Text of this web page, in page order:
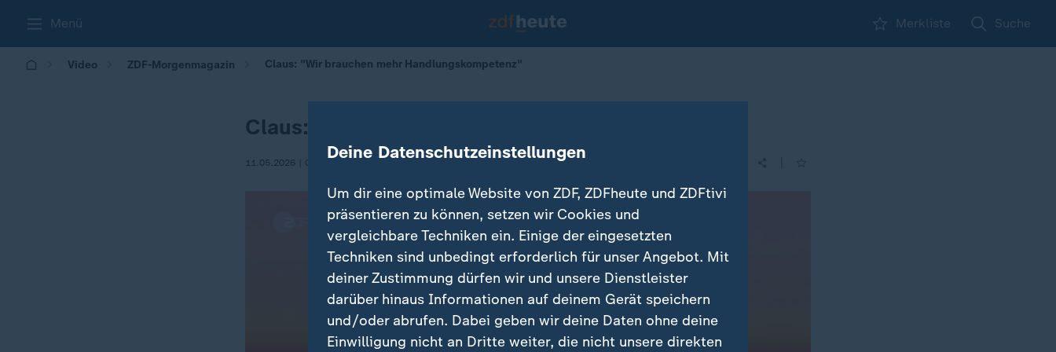
Menü Merkliste Suche
Video ZDF-Morgenmagazin Claus: "Wir brauchen mehr Handlungskompetenz"
Claus: "Wir brauchen mehr Handlungskompetenz"
11.05.2026 | 05:30 Deine Datenschutzeinstellungen
Um dir eine optimale Website von ZDF, ZDFheute und ZDFtivi
präsentieren zu können, setzen wir Cookies und
vergleichbare Techniken ein. Einige der eingesetzten
Techniken sind unbedingt erforderlich für unser Angebot. Mit
deiner Zustimmung dürfen wir und unsere Dienstleister
darüber hinaus Informationen auf deinem Gerät speichern
und/oder abrufen. Dabei geben wir deine Daten ohne deine
Einwilligung nicht an Dritte weiter, die nicht unsere direkten